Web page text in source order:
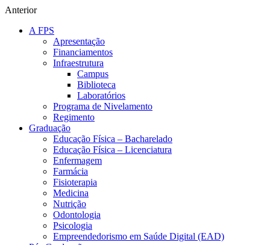
Anterior
A FPS
Apresentação
Financiamentos
Infraestrutura
Campus
Biblioteca
Laboratórios
Programa de Nivelamento
Regimento
Graduação
Educação Física – Bacharelado
Educação Física – Licenciatura
Enfermagem
Farmácia
Fisioterapia
Medicina
Nutrição
Odontologia
Psicologia
Empreendedorismo em Saúde Digital (EAD)